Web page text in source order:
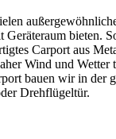
Geräteraum bieten.
Carport aus
Wind und Wetter
bauen wir in der
Drehflügeltür.